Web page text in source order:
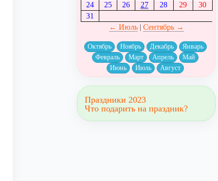
24
25 26 27 28 29
30
31
← Июль| Сентябрь →
Октябрь Ноябрь Декабрь
Январь
Февраль
Март Апрель
Май
Июнь
Июль Август
Праздники 2023
Что подарить на праздник?